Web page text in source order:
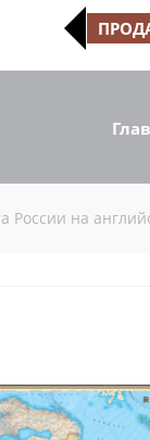
России на